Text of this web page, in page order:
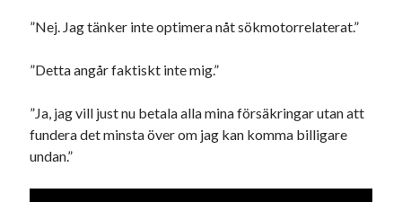
”Nej. Jag tänker inte optimera nåt sökmotorrelaterat.”
”Detta angår faktiskt inte mig.”
”Ja, jag vill just nu betala alla mina försäkringar utan att
fundera det minsta över om jag kan komma billigare
undan.”